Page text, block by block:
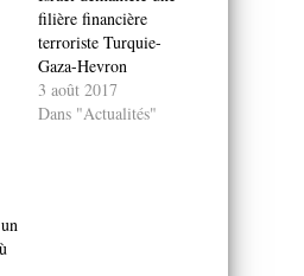
filière financière
terroriste Turquie-
Gaza-Hevron
3 août 2017
Dans "Actualités"